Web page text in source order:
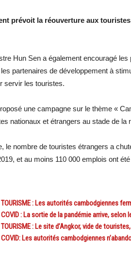
prévoit la réouverture aux
Hun Sen a également encouragé
partenaires de développement à
servir les touristes.
une campagne sur le thème «
nationaux et étrangers au stade de la
le nombre de touristes étrangers a
et au moins 110 000 emplois ont
TOURISME : Les autorités cambodgiennes
COVID : La sortie de la pandémie arrive,
: Le site d’Angkor, vide de
COVID: Les autorités cambodgiennes